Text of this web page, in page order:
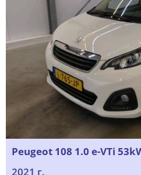
Peugeot 108 1.0 e-VTi
2021 г.